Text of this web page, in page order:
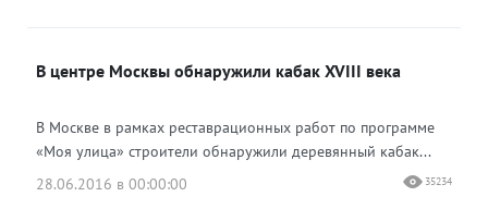
В центре Москвы обнаружили кабак XVIII века
В Москве в рамках реставрационных работ по программе
«Моя улица» строители обнаружили деревянный кабак...
28.06.2016 в 00:00:00
35234